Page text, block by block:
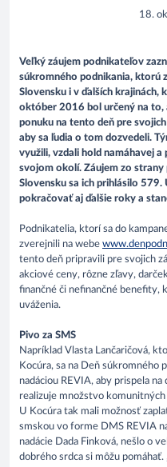
18.
Veľký záujem podnikateľov
súkromného podnikania, ktorú
Slovensku i v ďalších krajinách,
október 2016 bol určený na to,
ponuku na tento deň pre
aby sa ľudia o tom dozvedeli.
využili, vzdali hold namáhavej
svojom okolí. Záujem zo
Slovensku sa ich prihlásilo 579.
pokračovať aj ďalšie roky a
Podnikatelia, ktorí sa do
zverejnili na webe
tento deň pripravili pre svojich
akciové ceny, rôzne zľavy,
finančné či nefinančné benefity,
uváženia.
Pivo za SMS
Napríklad Vlasta Lančaričová,
Kocúra, sa na Deň súkromného
nadáciou REVIA, aby prispela
realizuje množstvo
U Kocúra tak mali možnosť
smskou vo forme DMS REVIA
nadácie Dada Finková, nešlo o
dobrého srdca si môžu pomáhať.